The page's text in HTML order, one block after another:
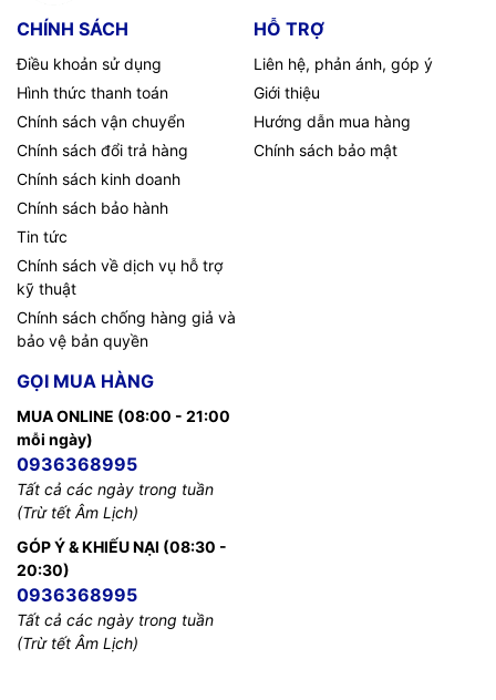
CHÍNH SÁCH
Điều khoản sử dụng
Hình thức thanh toán
Chính sách vận chuyển
Chính sách đổi trả hàng
Chính sách kinh doanh
Chính sách bảo hành
Tin tức
Chính sách về dịch vụ hỗ trợ
kỹ thuật
Chính sách chống hàng giả và
bảo vệ bản quyền
HỖ TRỢ
Liên hệ, phản ánh, góp ý
Giới thiệu
Hướng dẫn mua hàng
Chính sách bảo mật
GỌI MUA HÀNG
MUA ONLINE (08:00 - 21:00
mỗi ngày)
0936368995
Tất cả các ngày trong tuần
(Trừ tết Âm Lịch)
GÓP Ý & KHIẾU NẠI (08:30 -
20:30)
0936368995
Tất cả các ngày trong tuần
(Trừ tết Âm Lịch)